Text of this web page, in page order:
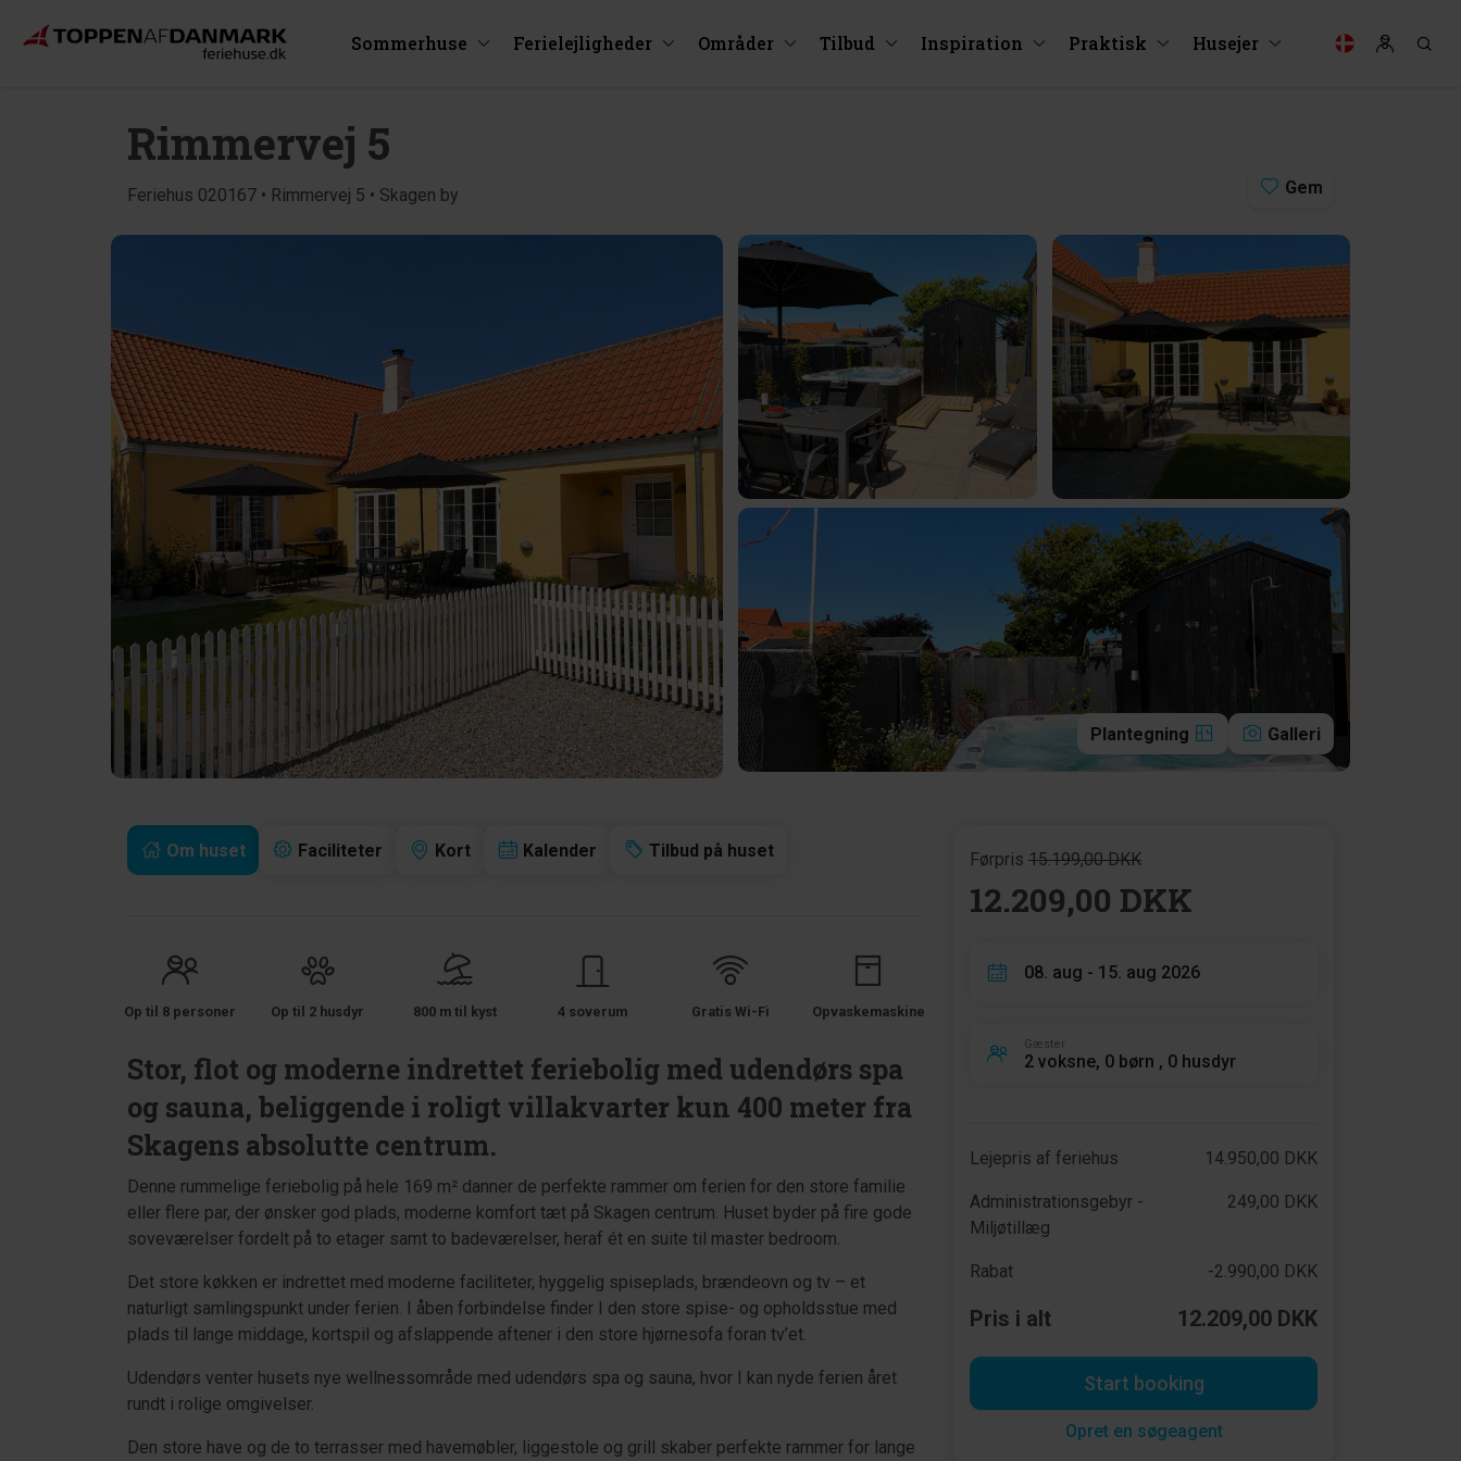
Sommerhuse Ferielejligheder Områder Tilbud Inspiration Praktisk Husejer
Rimmervej 5
Feriehus 020167 • Rimmervej 5 • Skagen by Gem
Plantegning Galleri
Om huset Faciliteter Kort Kalender Tilbud på huset
Op til 8 personer Op til 2 husdyr 800 m til kyst 4 soverum Gratis Wi-Fi Opvaskemaskine
Stor, flot og moderne indrettet feriebolig med udendørs spa
og sauna, beliggende i roligt villakvarter kun 400 meter fra
Skagens absolutte centrum.
Denne rummelige feriebolig på hele 169 m² danner de perfekte rammer om ferien for den store familie
eller flere par, der ønsker god plads, moderne komfort tæt på Skagen centrum. Huset byder på fire gode
soveværelser fordelt på to etager samt to badeværelser, heraf ét en suite til master bedroom.
Det store køkken er indrettet med moderne faciliteter, hyggelig spiseplads, brændeovn og tv – et
naturligt samlingspunkt under ferien. I åben forbindelse finder I den store spise- og opholdsstue med
plads til lange middage, kortspil og afslappende aftener i den store hjørnesofa foran tv’et.
Udendørs venter husets nye wellnessområde med udendørs spa og sauna, hvor I kan nyde ferien året
rundt i rolige omgivelser.
Den store have og de to terrasser med havemøbler, liggestole og grill skaber perfekte rammer for lange
Førpris 15.199,00 DKK
12.209,00 DKK
08. aug - 15. aug 2026
Gæster
2 voksne, 0 børn , 0 husdyr
Lejepris af feriehus 14.950,00 DKK
Administrationsgebyr -
Miljøtillæg
249,00 DKK
Rabat -2.990,00 DKK
Pris i alt 12.209,00 DKK
Start booking
Opret en søgeagent